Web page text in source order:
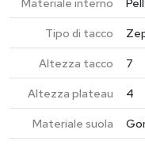
Tipo di tacco
Altezza tacco
7
Altezza plateau
4
Materiale suola